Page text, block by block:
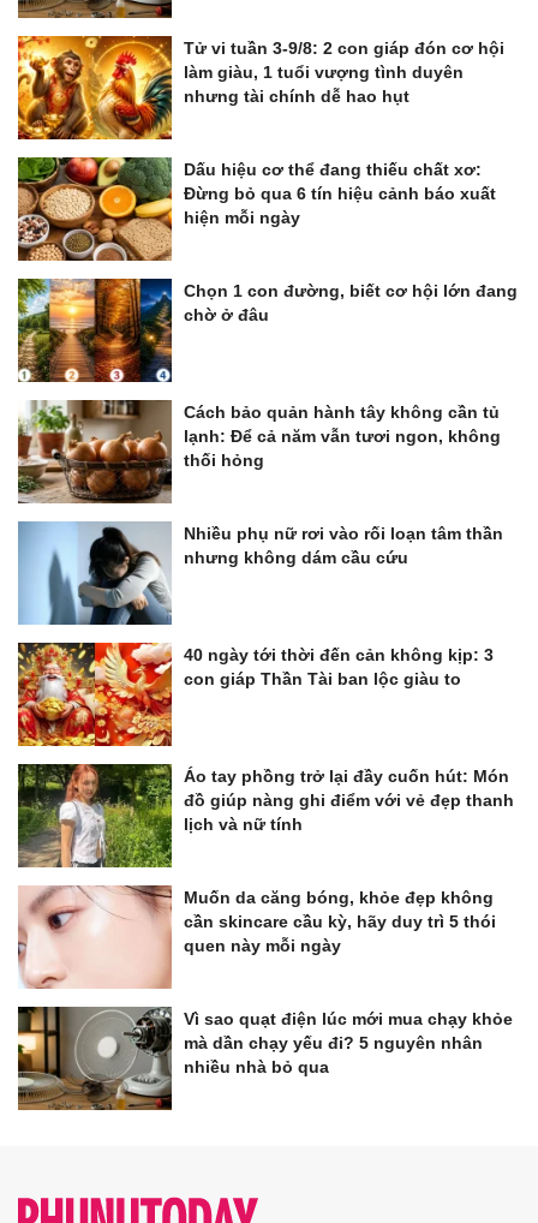
Tử vi tuần 3-9/8: 2 con giáp đón cơ hội
làm giàu, 1 tuổi vượng tình duyên
nhưng tài chính dễ hao hụt
Dấu hiệu cơ thể đang thiếu chất xơ:
Đừng bỏ qua 6 tín hiệu cảnh báo xuất
hiện mỗi ngày
Chọn 1 con đường, biết cơ hội lớn đang
chờ ở đâu
Cách bảo quản hành tây không cần tủ
lạnh: Để cả năm vẫn tươi ngon, không
thối hỏng
Nhiều phụ nữ rơi vào rối loạn tâm thần
nhưng không dám cầu cứu
40 ngày tới thời đến cản không kịp: 3
con giáp Thần Tài ban lộc giàu to
Áo tay phồng trở lại đầy cuốn hút: Món
đồ giúp nàng ghi điểm với vẻ đẹp thanh
lịch và nữ tính
Muốn da căng bóng, khỏe đẹp không
cần skincare cầu kỳ, hãy duy trì 5 thói
quen này mỗi ngày
Vì sao quạt điện lúc mới mua chạy khỏe
mà dần chạy yếu đi? 5 nguyên nhân
nhiều nhà bỏ qua